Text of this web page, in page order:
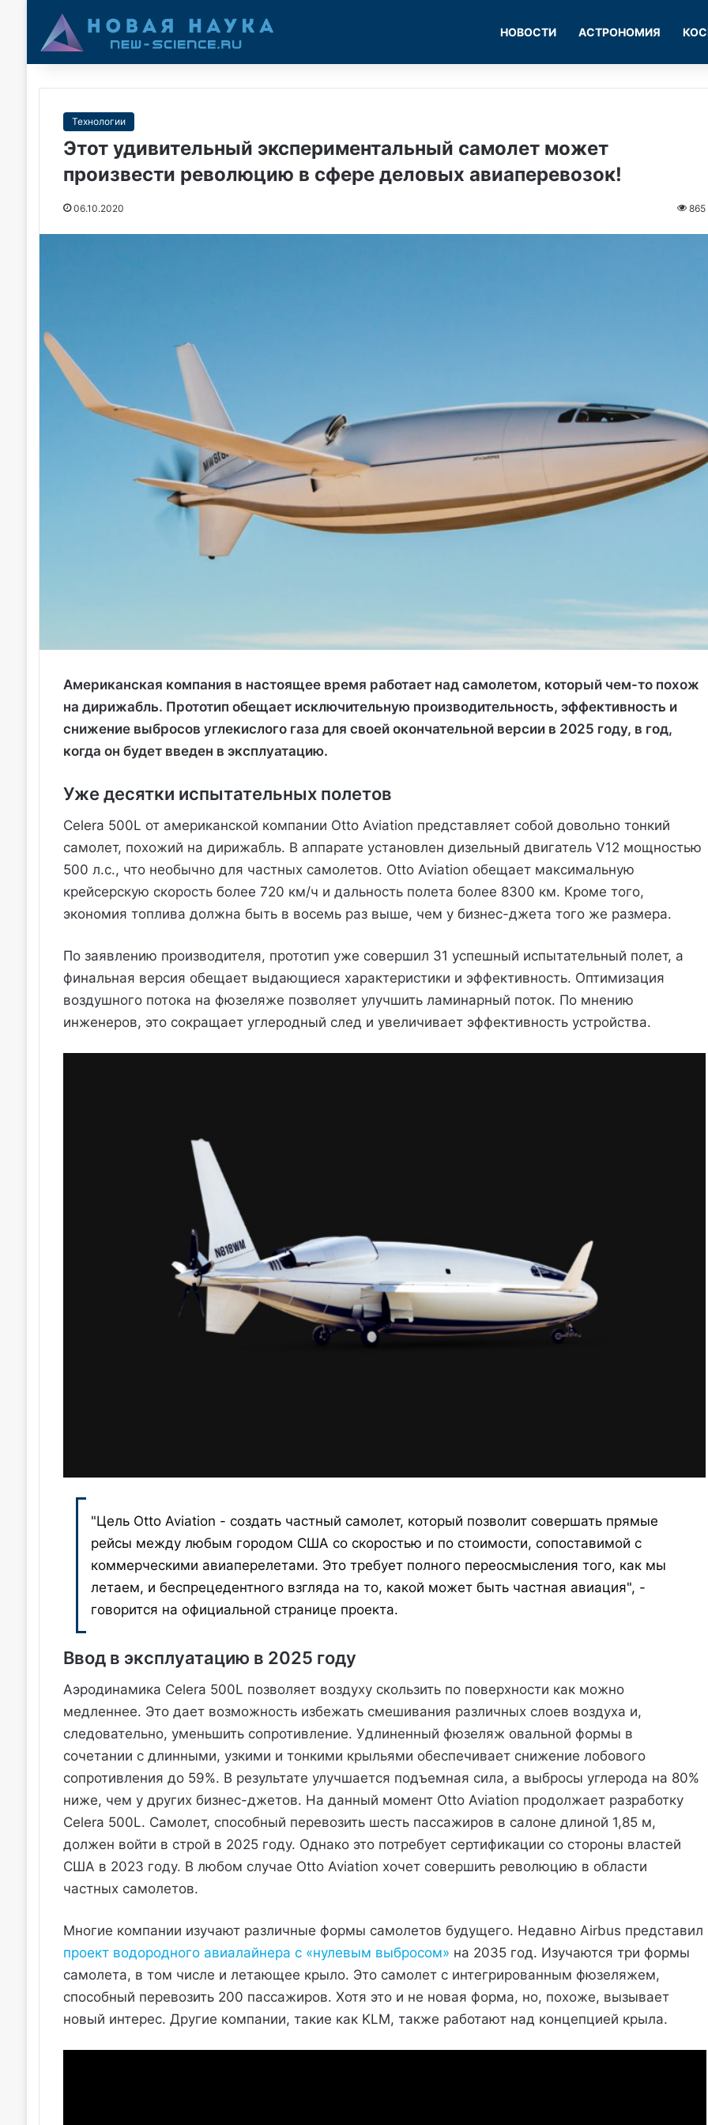
НОВОСТИ АСТРОНОМИЯ
Технологии
Этот удивительный экспериментальный самолет может
произвести революцию в сфере деловых авиаперевозок!
06.10.2020 865
Американская компания в настоящее время работает над самолетом, который чем-то похож
на дирижабль. Прототип обещает исключительную производительность, эффективность и
снижение выбросов углекислого газа для своей окончательной версии в 2025 году, в год,
когда он будет введен в эксплуатацию.
Уже десятки испытательных полетов
Celera 500L от американской компании Otto Aviation представляет собой довольно тонкий
самолет, похожий на дирижабль. В аппарате установлен дизельный двигатель V12 мощностью
500 л.с., что необычно для частных самолетов. Otto Aviation обещает максимальную
крейсерскую скорость более 720 км/ч и дальность полета более 8300 км. Кроме того,
экономия топлива должна быть в восемь раз выше, чем у бизнес-джета того же размера.
По заявлению производителя, прототип уже совершил 31 успешный испытательный полет, а
финальная версия обещает выдающиеся характеристики и эффективность. Оптимизация
воздушного потока на фюзеляже позволяет улучшить ламинарный поток. По мнению
инженеров, это сокращает углеродный след и увеличивает эффективность устройства.
"Цель Otto Aviation - создать частный самолет, который позволит совершать прямые
рейсы между любым городом США со скоростью и по стоимости, сопоставимой с
коммерческими авиаперелетами. Это требует полного переосмысления того, как мы
летаем, и беспрецедентного взгляда на то, какой может быть частная авиация", -
говорится на официальной странице проекта.
Ввод в эксплуатацию в 2025 году
Аэродинамика Celera 500L позволяет воздуху скользить по поверхности как можно
медленнее. Это дает возможность избежать смешивания различных слоев воздуха и,
следовательно, уменьшить сопротивление. Удлиненный фюзеляж овальной формы в
сочетании с длинными, узкими и тонкими крыльями обеспечивает снижение лобового
сопротивления до 59%. В результате улучшается подъемная сила, а выбросы углерода на 80%
ниже, чем у других бизнес-джетов. На данный момент Otto Aviation продолжает разработку
Celera 500L. Самолет, способный перевозить шесть пассажиров в салоне длиной 1,85 м,
должен войти в строй в 2025 году. Однако это потребует сертификации со стороны властей
США в 2023 году. В любом случае Otto Aviation хочет совершить революцию в области
частных самолетов.
Многие компании изучают различные формы самолетов будущего. Недавно Airbus представил
проект водородного авиалайнера с «нулевым выбросом» на 2035 год. Изучаются три формы
самолета, в том числе и летающее крыло. Это самолет с интегрированным фюзеляжем,
способный перевозить 200 пассажиров. Хотя это и не новая форма, но, похоже, вызывает
новый интерес. Другие компании, такие как KLM, также работают над концепцией крыла.